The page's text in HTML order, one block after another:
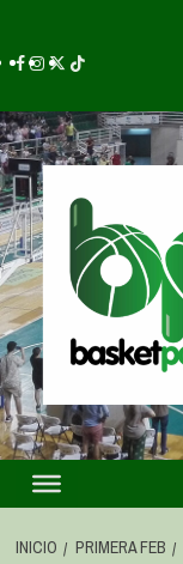
INICIO PRIMERA FEB